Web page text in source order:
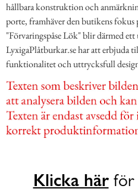
hållbara konstruktion och
porte, framhäver den butikens
"Förvaringspåse Lök" blir därmed
LyxigaPlåtburkar.se har att erbjuda
funktionalitet och uttrycksfull
Klicka härför